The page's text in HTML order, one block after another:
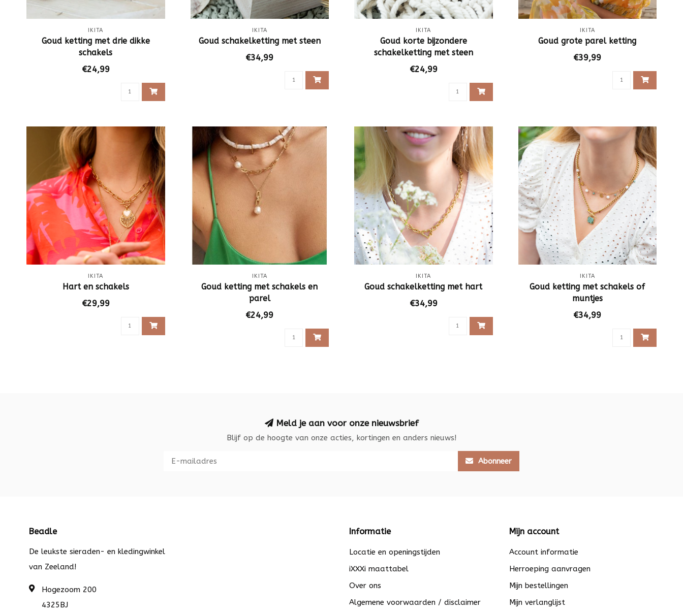
IKITA
Goud ketting met drie dikke
schakels
€24,99
IKITA
Goud schakelketting met steen
€34,99
IKITA
Goud korte bijzondere
schakelketting met steen
€24,99
IKITA
Goud grote parel ketting
€39,99
IKITA
Hart en schakels
€29,99
IKITA
Goud ketting met schakels en
parel
€24,99
IKITA
Goud schakelketting met hart
€34,99
IKITA
Goud ketting met schakels of
muntjes
€34,99
Meld je aan voor onze nieuwsbrief
Blijf op de hoogte van onze acties, kortingen en anders nieuws!
Abonneer
Beadle
De leukste sieraden- en kledingwinkel
van Zeeland!
Hogezoom 200
4325BJ
Informatie
Locatie en openingstijden
iXXXi maattabel
Over ons
Algemene voorwaarden / disclaimer
Mijn account
Account informatie
Herroeping aanvragen
Mijn bestellingen
Mijn verlanglijst